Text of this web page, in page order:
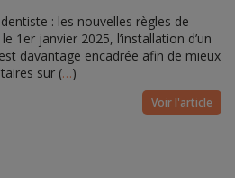
: les nouvelles règles de
1er janvier 2025, l’installation d’un
davantage encadrée afin de mieux
sur (…)
Voir l'article